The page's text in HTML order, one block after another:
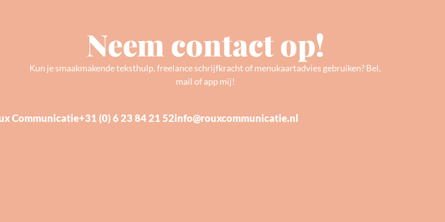
Neem contact op!
Kun je smaakmakende teksthulp, freelance schrijfkracht of menukaartadvies gebruiken? Bel,
mail of app mij!
Communicatie+31 (0) 6 23 84 21 52info@rouxcommunicatie.nl